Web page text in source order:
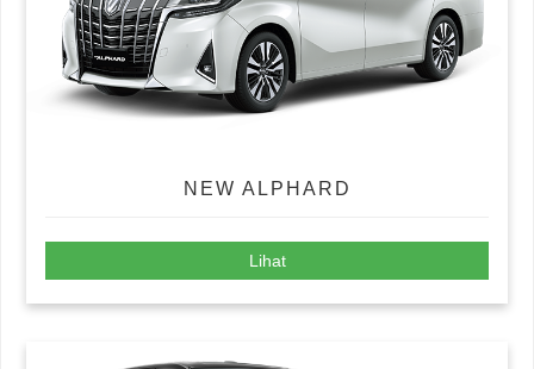
NEW ALPHARD
Lihat